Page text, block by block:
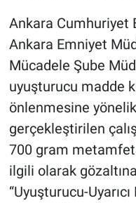
Ankara Cumhuriyet
Ankara Emniyet
Mücadele Şube
uyuşturucu madde
önlenmesine
gerçekleştirilen
700 gram
ilgili olarak
“Uyuşturucu-